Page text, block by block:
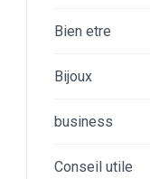
Bien etre
Bijoux
business
Conseil utile